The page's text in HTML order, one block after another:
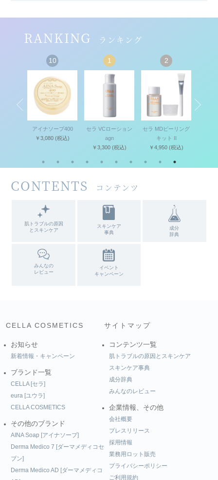
RANKING ランキング
10
アイナソープ400
￥3,080(税込)
1
セラ VCローション
agn
￥3,300(税込)
2
セラ MDピーリング
キット II
￥4,950(税込)
CONTENTS コンテンツ
肌トラブルの原因
とスキンケア
スキンケア
事典
成分
辞典
みんなの
レビュー
イベント
キャンペーン
CELLA COSMETICS
お知らせ
新着情報・キャンペーン
ブランド一覧
CELLA [セラ]
eura [ユウラ]
CELLA COSMETICS
その他のブランド
AINA Soap [アイナソープ]
Derma Medico 7 [ダーマメディコセ
ブン]
Derma Medico AD [ダーマメディコ
サイトマップ
コンテンツ一覧
肌トラブルの原因とスキンケア
スキンケア事典
成分辞典
みんなのレビュー
企業情報、その他
会社概要
プレスリリース
採用情報
業務用ロット販売
プライバシーポリシー
ご利用規約